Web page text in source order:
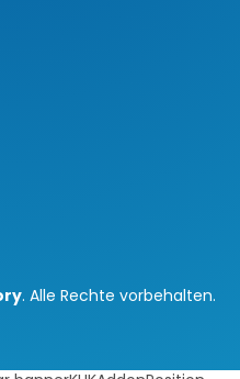
. Alle Rechte vorbehalten.